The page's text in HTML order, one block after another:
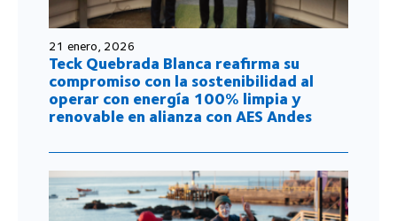
21 enero, 2026
Teck Quebrada Blanca reafirma su
compromiso con la sostenibilidad al
operar con energía 100% limpia y
renovable en alianza con AES Andes